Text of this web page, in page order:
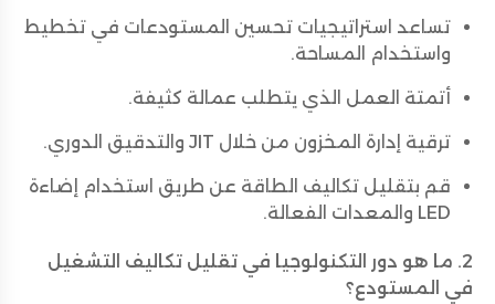
تساعد استراتيجيات تحسين المستودعات في تخطيط
واستخدام المساحة.
أتمتة العمل الذي يتطلب عمالة كثيفة.
ترقية إدارة المخزون من خلال JIT والتدقيق الدوري.
قم بتقليل تكاليف الطاقة عن طريق استخدام إضاءة
LED والمعدات الفعالة.
2. ما هو دور التكنولوجيا في تقليل تكاليف التشغيل
في المستودع؟